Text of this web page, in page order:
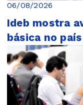
06/08/2026
Ideb mostra
básica no país